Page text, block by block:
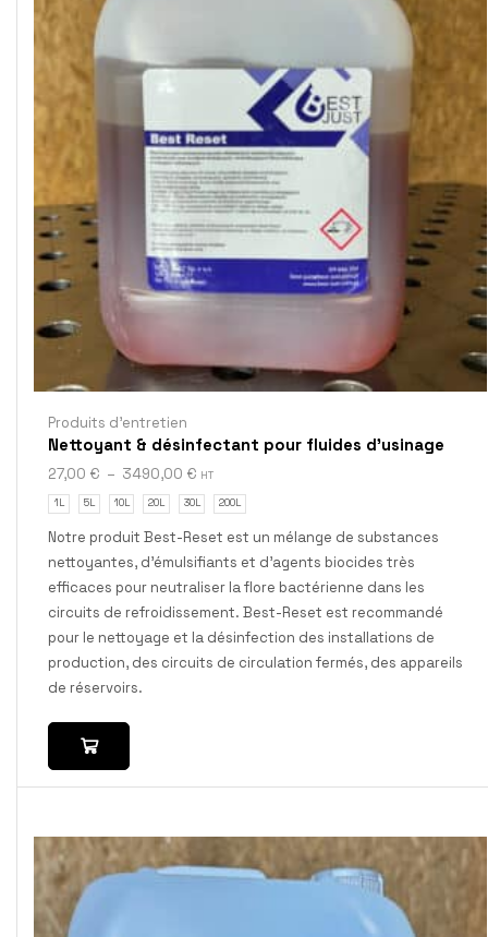
Produits d'entretien
Nettoyant & désinfectant pour fluides d’usinage
27,00 € – 3490,00 € HT
1L 5L 10L 20L 30L 200L
Notre produit Best-Reset est un mélange de substances
nettoyantes, d'émulsifiants et d'agents biocides très
efficaces pour neutraliser la flore bactérienne dans les
circuits de refroidissement. Best-Reset est recommandé
pour le nettoyage et la désinfection des installations de
production, des circuits de circulation fermés, des appareils
de réservoirs.